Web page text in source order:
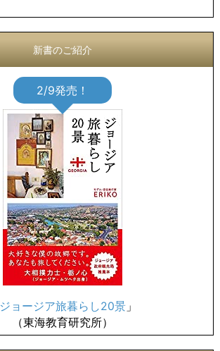
新書のご紹介
2/9発売！
ジョージア旅暮らし20景 」
（東海教育研究所）